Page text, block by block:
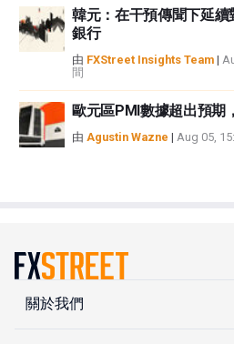
韓元：在干預傳聞下延
銀行
由 FXStreet Insights Team |
間
歐元區PMI數據超出預期
由 Agustin Wazne | Aug 05,
關於我們